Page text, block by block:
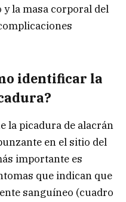
y la masa corporal del
identificar la
la picadura de alacrán
en el sitio del
importante es
que indican que
sanguíneo (cuadro